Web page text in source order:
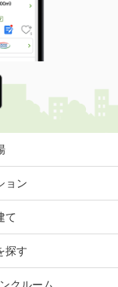
ョン
て
探す
クルーム